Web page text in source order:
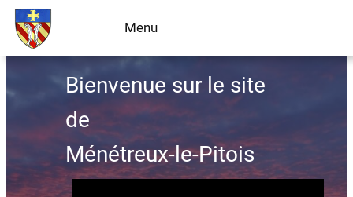
Menu
Bienvenue sur le site
de
Ménétreux-le-Pitois